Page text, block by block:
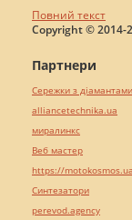
Повний текст
Copyright © 2014-
Партнери
Сережки з діамантами
alliancetechnika.ua
миралинкс
Веб мастер
https://
Синтезатори
perevod.agency